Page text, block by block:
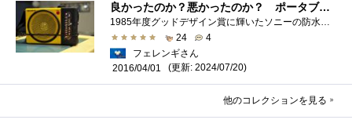
良かったのか？悪かったのか？ ポータブルラジオに1万円を支払う時代
1985年度グッドデザイン賞に輝いたソニーの防水ポータブルラジオです。 購入金額の8,640円は、定価10,600円の2割引き価格です。 当時はモノラル�...
24
4
フェレンギさん
2016/04/01
(更新: 2024/07/20)
他のコレクションを見る